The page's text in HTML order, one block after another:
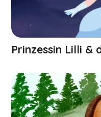
Prinzessin Lilli &